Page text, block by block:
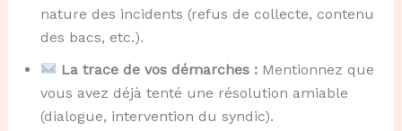
nature des incidents (refus de collecte, contenu
des bacs, etc.).
La trace de vos démarches :Mentionnez que
vous avez déjà tenté une résolution amiable
(dialogue, intervention du syndic).